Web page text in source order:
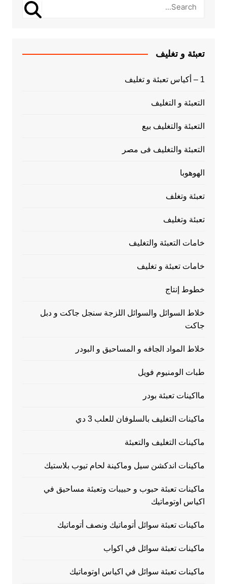
تعبئة و تغليف
1 – أكياس تعبئة و تغليف
التعبئة و التغليف
التعبئة والتغليف بيع
التعبئة والتغليف فى مصر
الهوهوبا
تعبئة وتغلف
تعبئة وتغليف
خامات التعبئة والتغليف
خامات تعبئة و تغليف
خطوط إنتاج
خلاط السوائل والسوائل اللزجة سنجل جاكت و دبل
جاكت
خلاط المواد الجافه و المساحيق و البودر
طبات الومنيوم فويل
مااكينات تعبئة بودر
ماكينات التغليف بالسلوفان للعلب 3 دي
ماكينات التغليف والتعبئة
ماكينات اندكشن سيل وماكينة لحام تيوب بلاستيك
ماكينات تعبئة حبوب و حبيبات وتعبئة مساحيق في
اكياس اوتوماتيك
ماكينات تعبئة سوائل أتوماتيك ونصف أتوماتيك
ماكينات تعبئة سوائل في اكواب
ماكينات تعبئة سوائل في اكياس اوتوماتيك